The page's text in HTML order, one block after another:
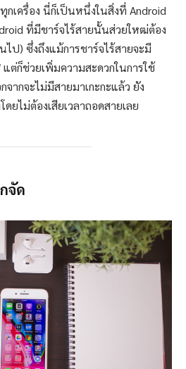
กเครื่อง นี่ก็เป็นหนึ่งในสิ่งที่ Android
ที่มีชาร์จไร้สายนั้นส่วยใหฒ่ต้อง
ป) ซึ่งถึงแม้การชาร์จไร้สายจะมี
แต่ก็ช่วยเพิ่มความสะดวกในการใช้
ากจะไม่มีสายมาเกะกะแล้ว ยัง
ไม่ต้องเสียเวลาถอดสายเลย
จัด